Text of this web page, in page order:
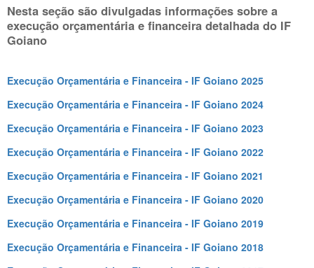
Nesta seção são divulgadas informações sobre a
execução orçamentária e financeira detalhada do IF
Goiano
Execução Orçamentária e Financeira - IF Goiano 2025
Execução Orçamentária e Financeira - IF Goiano 2024
Execução Orçamentária e Financeira - IF Goiano 2023
Execução Orçamentária e Financeira - IF Goiano 2022
Execução Orçamentária e Financeira - IF Goiano 2021
Execução Orçamentária e Financeira - IF Goiano 2020
Execução Orçamentária e Financeira - IF Goiano 2019
Execução Orçamentária e Financeira - IF Goiano 2018